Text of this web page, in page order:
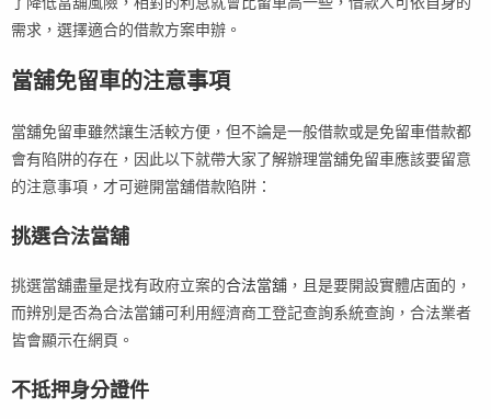
需求，選擇適合的借款方案申辦。
當舖免留車的注意事項
當舖免留車雖然讓生活較方便，但不論是一般借款或是免留車借款都
會有陷阱的存在，因此以下就帶大家了解辦理當舖免留車應該要留意
的注意事項，才可避開當舖借款陷阱：
挑選合法當舖
挑選當舖盡量是找有政府立案的合法當舖 ，且是要開設實體店面的，
而辨別是否為合法當鋪可利用經濟商工登記查詢系統查詢，合法業者
皆會顯示在網頁。
不抵押身分證件